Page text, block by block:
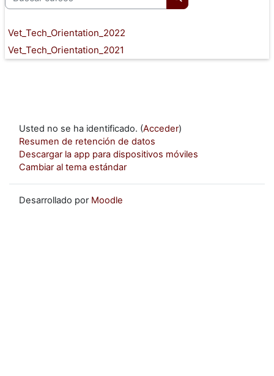
Buscar cursos
Vet_Tech_Orientation_2022
Vet_Tech_Orientation_2021
Usted no se ha identificado. (Acceder)
Resumen de retención de datos
Descargar la app para dispositivos móviles
Cambiar al tema estándar
Desarrollado por Moodle